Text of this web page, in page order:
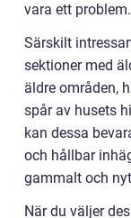
vara ett problem.
Särskilt
sektioner med
äldre områden,
spår av husets
kan dessa
och hållbar
gammalt och
När du väljer